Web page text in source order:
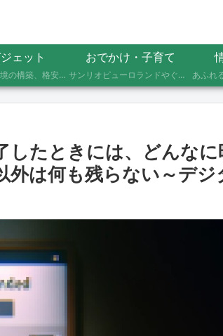
ェット
自作PCやPC環境の構築、格安SIMへのMNP乗り換え、便利なソフト・サービスの活用記録です。製品の型番や設定手順、つまずいたポイントまで具体的に記載していますので、同じことをしたい方の参考になれば幸いです。
おでかけ・子育て
サンリオピューロランドやぐりんぱなど、未就学児2人を連れて実際に行ったスポットの体験レポートです。株主優待や割引券でお得に楽しむ方法、子連れならではの持ち物や注意点もあわせて記録しています。
したときには、どんなに
外は何も残らない～デジ